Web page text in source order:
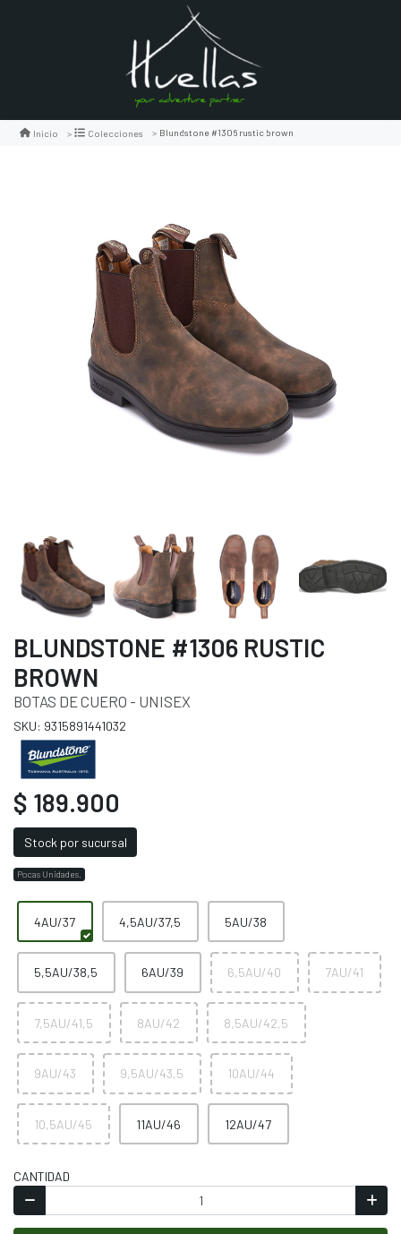
Inicio Colecciones Blundstone #1306 rustic brown
BLUNDSTONE #1306 RUSTIC
BROWN
BOTAS DE CUERO - UNISEX
SKU: 9315891441032
$ 189.900
Stock por sucursal
Pocas Unidades.
4AU/37 4,5AU/37,5 5AU/38
5,5AU/38,5 6AU/39 6,5AU/40 7AU/41
7,5AU/41,5 8AU/42 8,5AU/42,5
9AU/43 9,5AU/43,5 10AU/44
10,5AU/45 11AU/46 12AU/47
CANTIDAD